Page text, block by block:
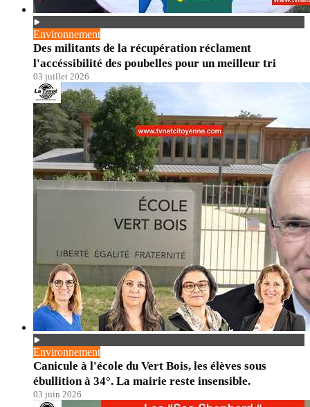
Environnement
Des militants de la récupération réclament
l'accéssibilité des poubelles pour un meilleur tri
03 juillet 2026
Environnement
Canicule à l'école du Vert Bois, les élèves sous
ébullition à 34°. La mairie reste insensible.
03 juin 2026